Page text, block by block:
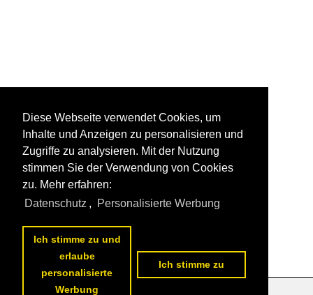
Diese Webseite verwendet Cookies, um
Inhalte und Anzeigen zu personalisieren und
Zugriffe zu analysieren. Mit der Nutzung
stimmen Sie der Verwendung von Cookies
zu. Mehr erfahren:
Datenschutz , Personalisierte Werbung
Ich stimme zu und
erlaube
personalisierte
Werbung
Ich stimme zu